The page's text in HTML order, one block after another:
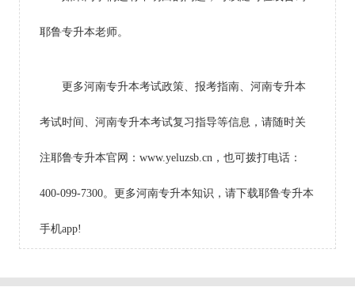
耶鲁专升本老师。
更多河南专升本考试政策、报考指南、河南专升本
考试时间、河南专升本考试复习指导等信息，请随时关
注耶鲁专升本官网：www.yeluzsb.cn，也可拨打电话：
400-099-7300。更多河南专升本知识，请下载耶鲁专升本
手机app!